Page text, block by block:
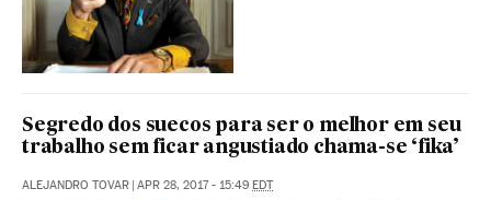
Segredo dos suecos para ser o melhor em seu
trabalho sem ficar angustiado chama-se ‘fika’
ALEJANDRO TOVAR | APR 28, 2017 - 15:49 EDT